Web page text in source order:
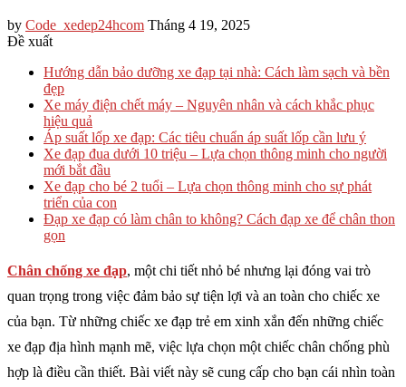
by Code_xedep24hcom Tháng 4 19, 2025
Đề xuất
Hướng dẫn bảo dưỡng xe đạp tại nhà: Cách làm sạch và bền
đẹp
Xe máy điện chết máy – Nguyên nhân và cách khắc phục
hiệu quả
Áp suất lốp xe đạp: Các tiêu chuẩn áp suất lốp cần lưu ý
Xe đạp đua dưới 10 triệu – Lựa chọn thông minh cho người
mới bắt đầu
Xe đạp cho bé 2 tuổi – Lựa chọn thông minh cho sự phát
triển của con
Đạp xe đạp có làm chân to không? Cách đạp xe để chân thon
gọn
Chân chống xe đạp, một chi tiết nhỏ bé nhưng lại đóng vai trò
quan trọng trong việc đảm bảo sự tiện lợi và an toàn cho chiếc xe
của bạn. Từ những chiếc xe đạp trẻ em xinh xắn đến những chiếc
xe đạp địa hình mạnh mẽ, việc lựa chọn một chiếc chân chống phù
hợp là điều cần thiết. Bài viết này sẽ cung cấp cho bạn cái nhìn toàn